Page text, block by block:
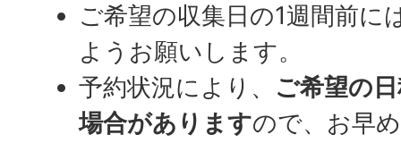
ご希望の収集日の1週間前に
ようお願いします。
予約状況により、 ご希望の
場合がありますので、お早